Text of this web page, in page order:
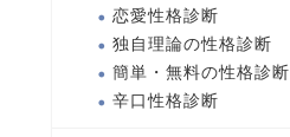
恋愛性格診断
独自理論の性格診断
簡単・無料の性格診断
辛口性格診断